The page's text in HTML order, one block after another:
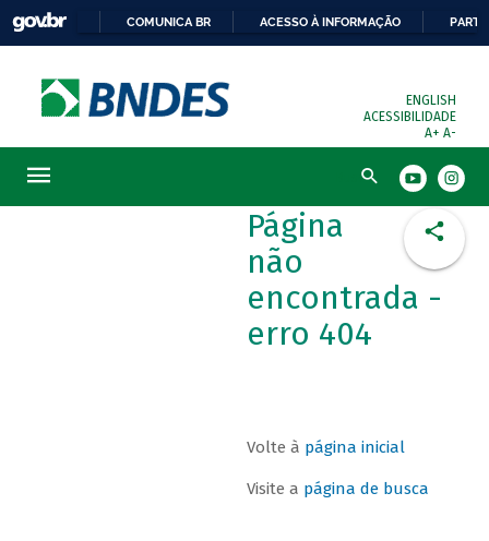
COMUNICA BR ACESSO À INFORMAÇÃO
ENGLISH
ACESSIBILIDADE
A+ A-
Busca
Página
não
encontrada -
erro 404
Volte à página inicial
Visite a página de busca